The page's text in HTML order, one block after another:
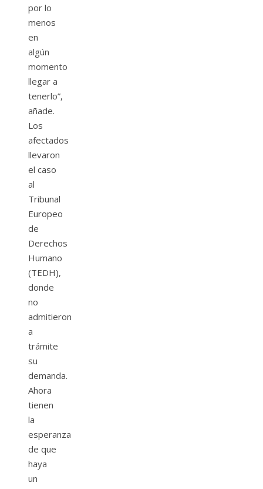
por lo
menos
en
algún
momento
llegar a
tenerlo”,
añade.
Los
afectados
llevaron
el caso
al
Tribunal
Europeo
de
Derechos
Humano
(TEDH),
donde
no
admitieron
a
trámite
su
demanda.
Ahora
tienen
la
esperanza
de que
haya
un